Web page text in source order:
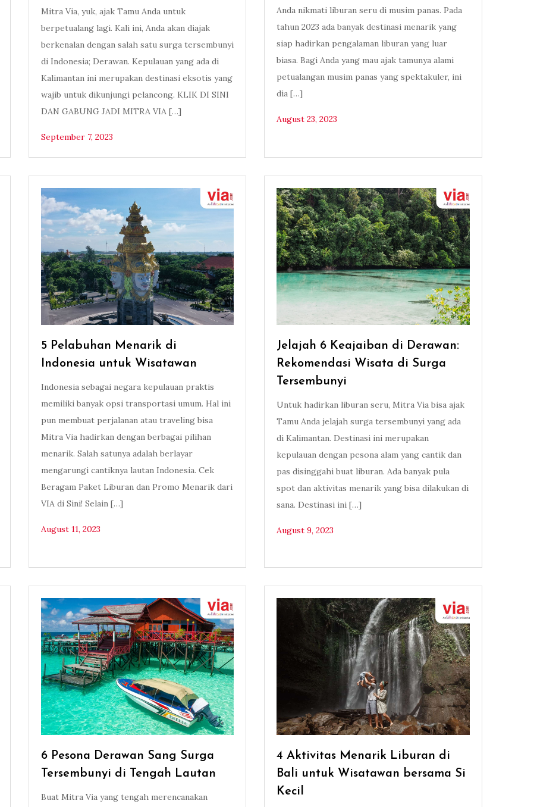
Mitra Via, yuk, ajak Tamu Anda untuk
berpetualang lagi. Kali ini, Anda akan diajak
berkenalan dengan salah satu surga tersembunyi
di Indonesia; Derawan. Kepulauan yang ada di
Kalimantan ini merupakan destinasi eksotis yang
wajib untuk dikunjungi pelancong. KLIK DI SINI
DAN GABUNG JADI MITRA VIA […]
September 7, 2023
Anda nikmati liburan seru di musim panas. Pada
tahun 2023 ada banyak destinasi menarik yang
siap hadirkan pengalaman liburan yang luar
biasa. Bagi Anda yang mau ajak tamunya alami
petualangan musim panas yang spektakuler, ini
dia […]
August 23, 2023
5 Pelabuhan Menarik di
Indonesia untuk Wisatawan
Indonesia sebagai negara kepulauan praktis
memiliki banyak opsi transportasi umum. Hal ini
pun membuat perjalanan atau traveling bisa
Mitra Via hadirkan dengan berbagai pilihan
menarik. Salah satunya adalah berlayar
mengarungi cantiknya lautan Indonesia. Cek
Beragam Paket Liburan dan Promo Menarik dari
VIA di Sini! Selain […]
August 11, 2023
Jelajah 6 Keajaiban di Derawan:
Rekomendasi Wisata di Surga
Tersembunyi
Untuk hadirkan liburan seru, Mitra Via bisa ajak
Tamu Anda jelajah surga tersembunyi yang ada
di Kalimantan. Destinasi ini merupakan
kepulauan dengan pesona alam yang cantik dan
pas disinggahi buat liburan. Ada banyak pula
spot dan aktivitas menarik yang bisa dilakukan di
sana. Destinasi ini […]
August 9, 2023
6 Pesona Derawan Sang Surga
Tersembunyi di Tengah Lautan
Buat Mitra Via yang tengah merencanakan
4 Aktivitas Menarik Liburan di
Bali untuk Wisatawan bersama Si
Kecil